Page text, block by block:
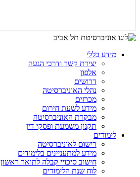
מידע כללי
יצירת קשר ודרכי הגעה
אלפון
דרושים
נהלי האוניברסיטה
מכרזים
מידע לשעת חירום
מבקרת האוניברסיטה
תקנון משמעת ופסקי דין
לימודים
רישום לאוניברסיטה
מידע למתעניינים בלימודים
חישוב סיכויי קבלה לתואר ראשון
לוח שנת הלימודים